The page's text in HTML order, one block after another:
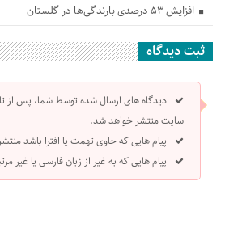
افزایش ۵۳ درصدی بارندگی‌ها در گلستان
ثبت دیدگاه
دیدگاه های ارسال شده توسط شما، پس از
سایت منتشر خواهد شد.
پیام هایی که حاوی تهمت یا افترا باشد
پیام هایی که به غیر از زبان فارسی یا غیر